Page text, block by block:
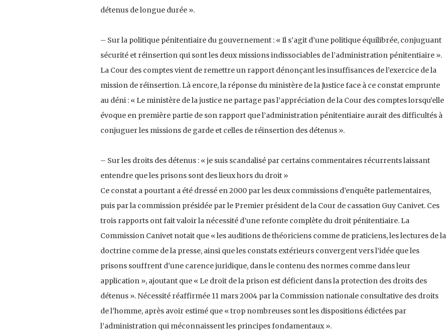
détenus de longue durée ».
– Sur la politique pénitentiaire du gouvernement : « Il s’agit d’une politique équilibrée, conjuguant
sécurité et réinsertion qui sont les deux missions indissociables de l’administration pénitentiaire ».
La Cour des comptes vient de remettre un rapport dénonçant les insuffisances de l’exercice de la
mission de réinsertion. Là encore, la réponse du ministère de la Justice face à ce constat emprunte
au déni : « Le ministère de la justice ne partage pas l’appréciation de la Cour des comptes lorsqu’elle
évoque en première partie de son rapport que l’administration pénitentiaire aurait des difficultés à
conjuguer les missions de garde et celles de réinsertion des détenus ».
– Sur les droits des détenus : « je suis scandalisé par certains commentaires récurrents laissant
entendre que les prisons sont des lieux hors du droit »
Ce constat a pourtant a été dressé en 2000 par les deux commissions d’enquête parlementaires,
puis par la commission présidée par le Premier président de la Cour de cassation Guy Canivet. Ces
trois rapports ont fait valoir la nécessité d’une refonte complète du droit pénitentiaire. La
Commission Canivet notait que « les auditions de théoriciens comme de praticiens, les lectures de la
doctrine comme de la presse, ainsi que les constats extérieurs convergent vers l’idée que les
prisons souffrent d’une carence juridique, dans le contenu des normes comme dans leur
application », ajoutant que « Le droit de la prison est déficient dans la protection des droits des
détenus ». Nécessité réaffirmée 11 mars 2004 par la Commission nationale consultative des droits
de l’homme, après avoir estimé que « trop nombreuses sont les dispositions édictées par
l’administration qui méconnaissent les principes fondamentaux ».